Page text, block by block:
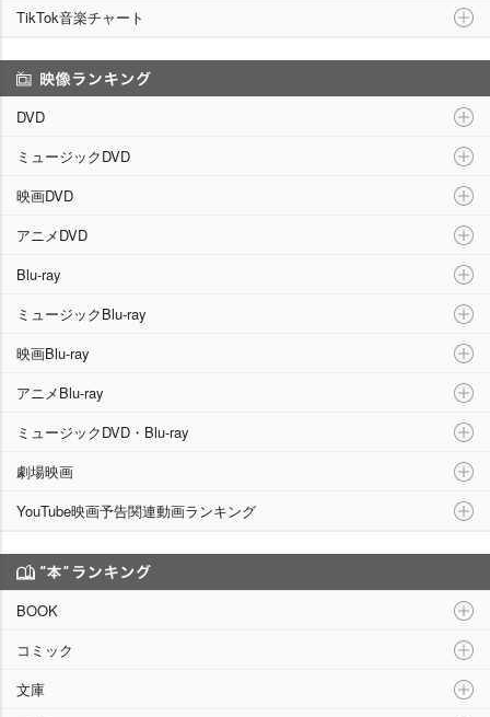
TikTok音楽チャート
DVD
ミュージックDVD
映画DVD
アニメDVD
Blu-ray
ミュージックBlu-ray
映画Blu-ray
アニメBlu-ray
ミュージックDVD・Blu-ray
劇場映画
YouTube映画予告関連動画ランキング
BOOK
コミック
文庫